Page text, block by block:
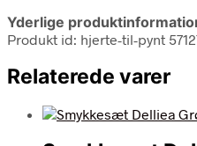
Yderlige
Produkt id: hjerte-til-pynt
Relaterede varer